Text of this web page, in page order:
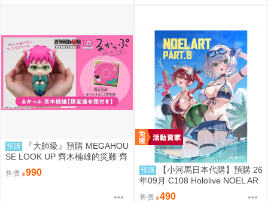
預購
『大師級』預購 MEGAHOU
SE LOOK UP 齊木楠雄的災難 齊
木楠雄 套組 附特典
售價 990 預購
【小河馬日本代購】預購 26
年09月 C108 Hololive NOEL AR
T part.8 繪師:わたお
售價 490